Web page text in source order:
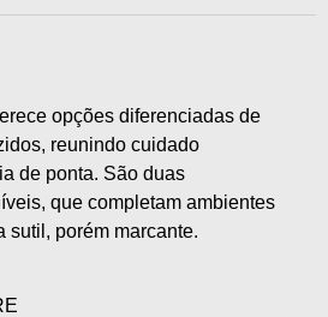
opções diferenciadas de
reunindo cuidado
de ponta. São duas
que completam ambientes
sutil, porém marcante.